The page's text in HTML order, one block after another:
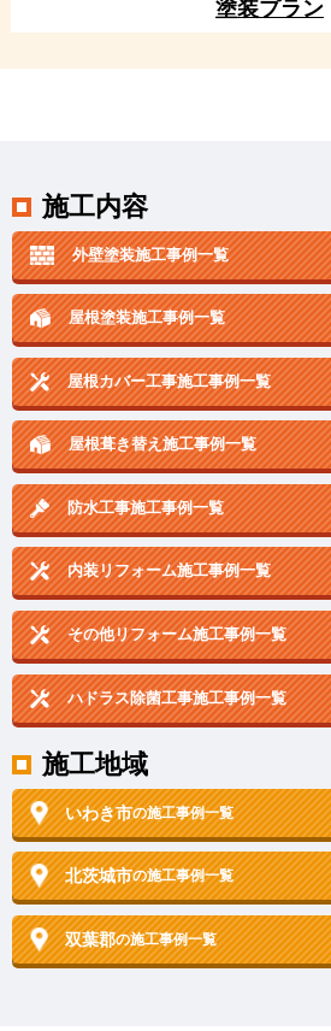
塗装プラン
施工内容
外壁塗装施工事例一覧
屋根塗装施工事例一覧
屋根カバー工事施工事例一覧
屋根葺き替え施工事例一覧
防水工事施工事例一覧
内装リフォーム施工事例一覧
その他リフォーム施工事例一覧
ハドラス除菌工事施工事例一覧
施工地域
いわき市の施工事例一覧
北茨城市の施工事例一覧
双葉郡の施工事例一覧